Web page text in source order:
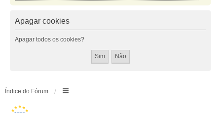
Apagar cookies
Apagar todos os cookies?
Índice do Fórum